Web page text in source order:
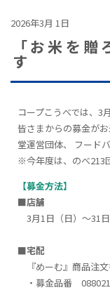
2026年3月 1日
「お米を
す
コープこうべでは、3
皆さまからの募金が
堂運営団体、 フード
※今年度は、のべ213
【募金方法】
■店舗
3月1日（日）～31
■宅配
『めーむ』商品注
・募金品番